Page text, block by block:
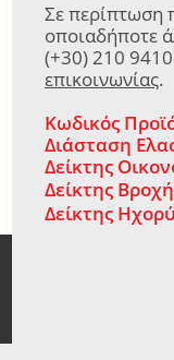
Σε περίπτωση
οποιαδήποτε
(+30) 210
επικοινωνίας.
Κωδικός
Διάσταση
Δείκτης
Δείκτης
Δείκτης